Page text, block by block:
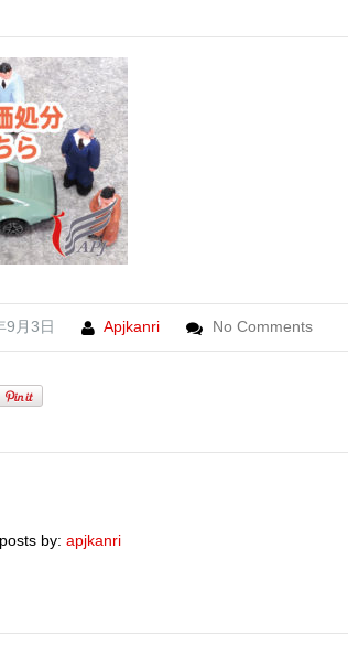
9月3日 Apjkanri No Comments
by: apjkanri